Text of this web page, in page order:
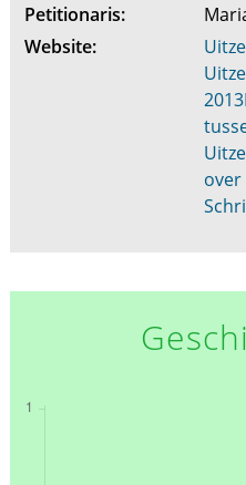
Petitionaris:
Website: